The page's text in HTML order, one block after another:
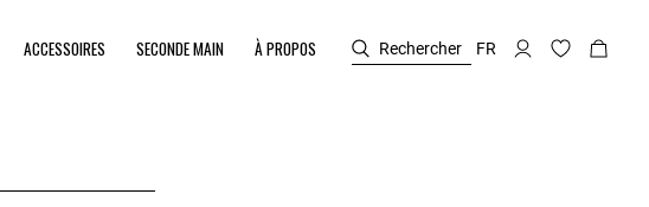
ACCESSOIRES SECONDE MAIN À PROPOS Rechercher FR